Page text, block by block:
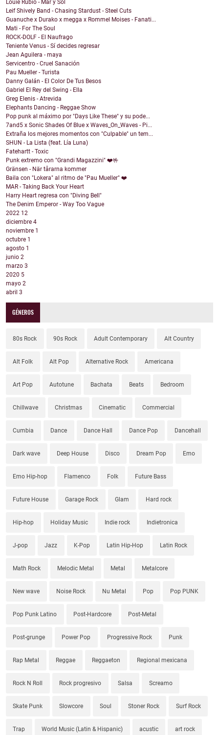
Louie Rubio - Mar y Sol
Leif Shively Band - Chasing Stardust - Steel Cuts
Guanuche x Durako x megga x Rommel Moises - Fanati...
Mati - For The Soul
ROCK-DOLF - El Naufrago
Teniente Venus - Sí decides regresar
Jean Aguilera - maya
Servicentro - Cruel Sanación
Pau Mueller - Turista
Danny Galán - El Color De Tus Besos
Gabriel El Rey del Swing - Ella
Greg Elenis - Atrevida
Elephants Dancing - Reggae Show
Pop punk al máximo por "Days Like These" y su pode...
7and5 x Sonic Shades Of Blue x Waves_On_Waves - Pi...
Extraña los mejores momentos con "Culpable" un tem...
SHUN - La Lista (feat. Lía Luna)
Fatehartt - Toxic
Punk extremo con "Grandi Magazzini" ❤️🤟
Gränsen - När tårarna kommer
Baila con "Lokera" al ritmo de "Pau Mueller" ❤️
MAR - Taking Back Your Heart
Harry Heart regresa con "Diving Bell"
The Denim Emperor - Way Too Vague
2022 12
diciembre 4
noviembre 1
octubre 1
agosto 1
junio 2
marzo 3
2020 5
mayo 2
abril 3
GÉNEROS
80s Rock 90s Rock Adult Contemporary Alt Country
Alt Folk Alt Pop Alternative Rock Americana
Art Pop Autotune Bachata Beats Bedroom
Chillwave Christmas Cinematic Commercial
Cumbia Dance Dance Hall Dance Pop Dancehall
Dark wave Deep House Disco Dream Pop Emo
Emo Hip-hop Flamenco Folk Future Bass
Future House Garage Rock Glam Hard rock
Hip-hop Holiday Music Indie rock Indietronica
J-pop Jazz K-Pop Latin Hip-Hop Latin Rock
Math Rock Melodic Metal Metal Metalcore
New wave Noise Rock Nu Metal Pop Pop PUNK
Pop Punk Latino Post-Hardcore Post-Metal
Post-grunge Power Pop Progressive Rock Punk
Rap Metal Reggae Reggaeton Regional mexicana
Rock N Roll Rock progresivo Salsa Screamo
Skate Punk Slowcore Soul Stoner Rock Surf Rock
Trap World Music (Latin & Hispanic) acustic art rock